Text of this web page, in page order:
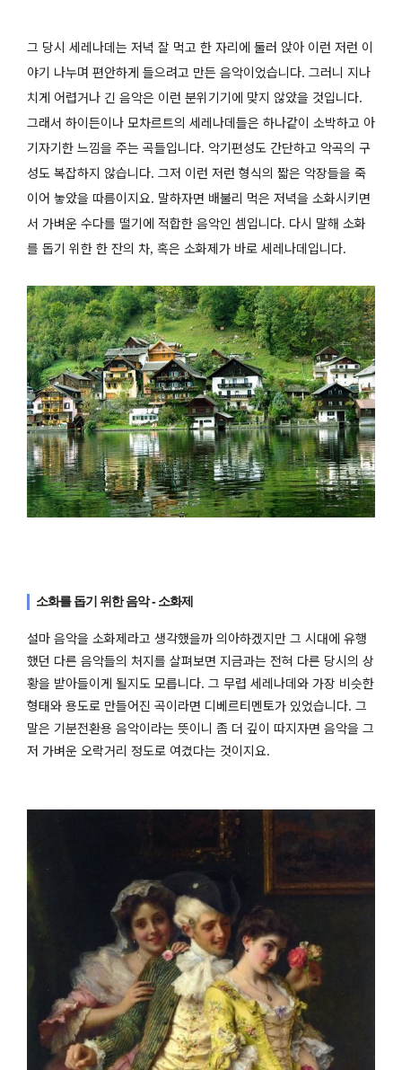
그 당시 세레나데는 저녁 잘 먹고 한 자리에 둘러 앉아 이런 저런 이
야기 나누며 편안하게 들으려고 만든 음악이었습니다. 그러니 지나
치게 어렵거나 긴 음악은 이런 분위기기에 맞지 않았을 것입니다.
그래서 하이든이나 모차르트의 세레나데들은 하나같이 소박하고 아
기자기한 느낌을 주는 곡들입니다. 악기편성도 간단하고 악곡의 구
성도 복잡하지 않습니다. 그저 이런 저런 형식의 짧은 악장들을 죽
이어 놓았을 따름이지요. 말하자면 배불리 먹은 저녁을 소화시키면
서 가벼운 수다를 떨기에 적합한 음악인 셈입니다. 다시 말해 소화
를 돕기 위한 한 잔의 차, 혹은 소화제가 바로 세레나데입니다.
소화를 돕기 위한 음악 - 소화제
설마 음악을 소화제라고 생각했을까 의아하겠지만 그 시대에 유행
했던 다른 음악들의 처지를 살펴보면 지금과는 전혀 다른 당시의 상
황을 받아들이게 될지도 모릅니다. 그 무렵 세레나데와 가장 비슷한
형태와 용도로 만들어진 곡이라면 디베르티멘토가 있었습니다. 그
말은 기분전환용 음악이라는 뜻이니 좀 더 깊이 따지자면 음악을 그
저 가벼운 오락거리 정도로 여겼다는 것이지요.